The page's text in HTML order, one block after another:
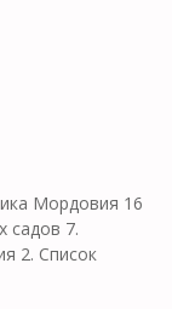
Мордовия 16
садов 7.
2. Список